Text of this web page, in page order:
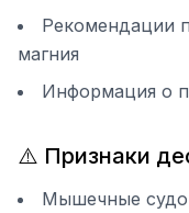
Рекомендации
магния
Информация о
⚠️ Признаки
Мышечные